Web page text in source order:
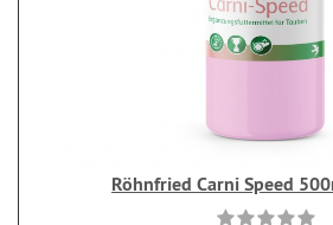
Röhnfried Carni Speed